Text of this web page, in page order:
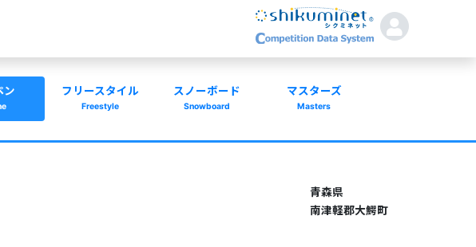
ン フリースタイル
Freestyle
スノーボード
Snowboard
マスターズ
Masters
青森県
南津軽郡大鰐町